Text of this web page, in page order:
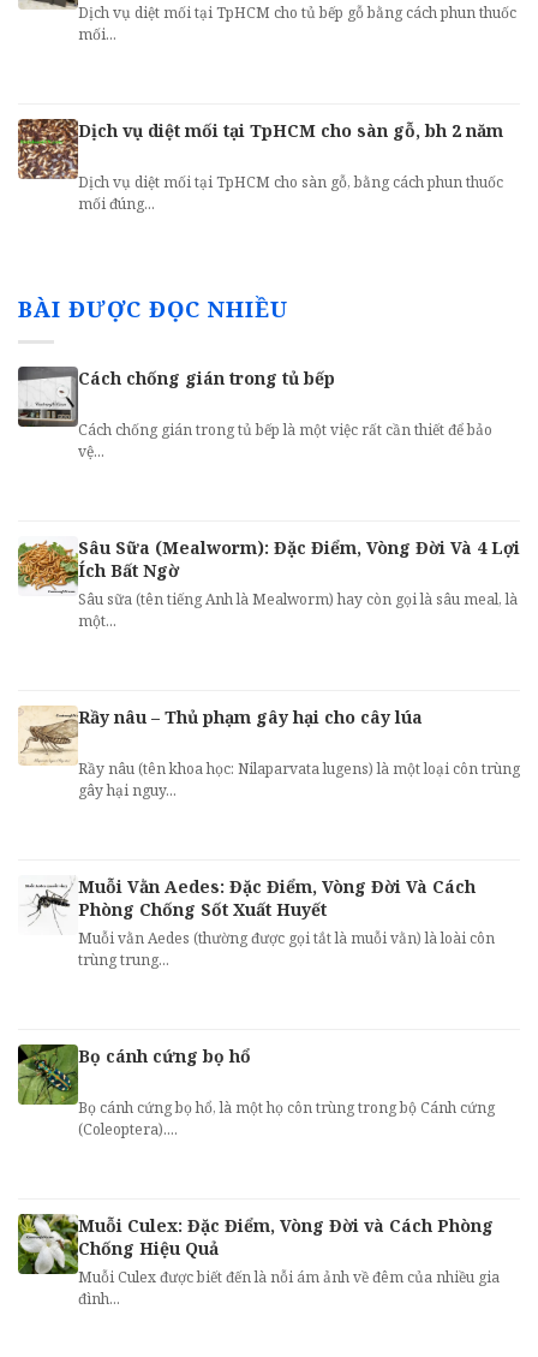
Dịch vụ diệt mối tại TpHCM cho tủ bếp gỗ bằng cách phun thuốc
mối...
Dịch vụ diệt mối tại TpHCM cho sàn gỗ, bh 2 năm
Dịch vụ diệt mối tại TpHCM cho sàn gỗ, bằng cách phun thuốc
mối đúng...
BÀI ĐƯỢC ĐỌC NHIỀU
Cách chống gián trong tủ bếp
Cách chống gián trong tủ bếp là một việc rất cần thiết để bảo
vệ...
Sâu Sữa (Mealworm): Đặc Điểm, Vòng Đời Và 4 Lợi
Ích Bất Ngờ
Sâu sữa (tên tiếng Anh là Mealworm) hay còn gọi là sâu meal, là
một...
Rầy nâu – Thủ phạm gây hại cho cây lúa
Rầy nâu (tên khoa học: Nilaparvata lugens) là một loại côn trùng
gây hại nguy...
Muỗi Vằn Aedes: Đặc Điểm, Vòng Đời Và Cách
Phòng Chống Sốt Xuất Huyết
Muỗi vằn Aedes (thường được gọi tắt là muỗi vằn) là loài côn
trùng trung...
Bọ cánh cứng bọ hổ
Bọ cánh cứng bọ hổ, là một họ côn trùng trong bộ Cánh cứng
(Coleoptera)....
Muỗi Culex: Đặc Điểm, Vòng Đời và Cách Phòng
Chống Hiệu Quả
Muỗi Culex được biết đến là nỗi ám ảnh về đêm của nhiều gia
đình...